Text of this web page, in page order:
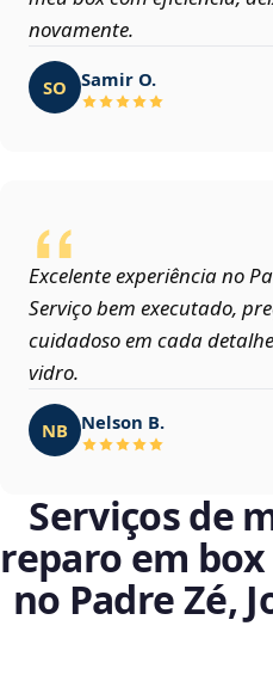
novamente.
SO Samir O.
Excelente experiência no
Serviço bem executado,
cuidadoso em cada
vidro.
NB Nelson B.
Serviços de
reparo em
no Padre Zé,